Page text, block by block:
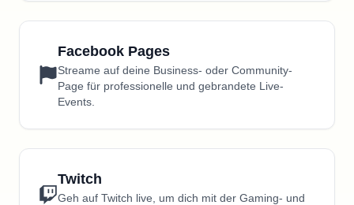
Facebook Pages
Streame auf deine Business- oder Community-
Page für professionelle und gebrandete Live-
Events.
Twitch
Geh auf Twitch live, um dich mit der Gaming- und